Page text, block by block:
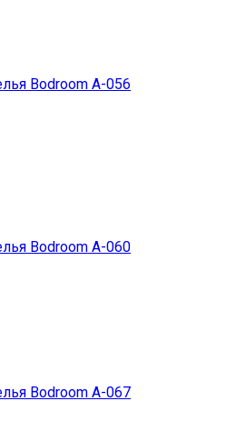
Bodroom A-056
Bodroom A-060
Bodroom A-067